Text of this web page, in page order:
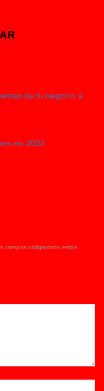
de tu negocio a
en 2022
campos obligatorios están